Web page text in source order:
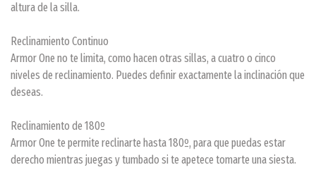
altura de la silla.
Reclinamiento Continuo
Armor One no te limita, como hacen otras sillas, a cuatro o cinco
niveles de reclinamiento. Puedes definir exactamente la inclinación que
deseas.
Reclinamiento de 180º
Armor One te permite reclinarte hasta 180º, para que puedas estar
derecho mientras juegas y tumbado si te apetece tomarte una siesta.